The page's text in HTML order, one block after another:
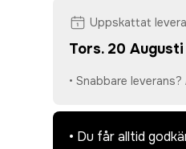
Uppskattat
Tors. 20 Augusti
• Snabbare
• Du får alltid